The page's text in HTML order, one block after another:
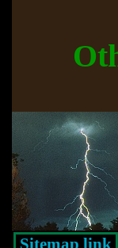
Sitemap link